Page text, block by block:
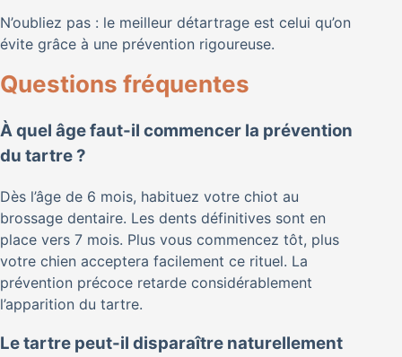
N’oubliez pas : le meilleur détartrage est celui qu’on
évite grâce à une prévention rigoureuse.
Questions fréquentes
À quel âge faut-il commencer la prévention
du tartre ?
Dès l’âge de 6 mois, habituez votre chiot au
brossage dentaire. Les dents définitives sont en
place vers 7 mois. Plus vous commencez tôt, plus
votre chien acceptera facilement ce rituel. La
prévention précoce retarde considérablement
l’apparition du tartre.
Le tartre peut-il disparaître naturellement